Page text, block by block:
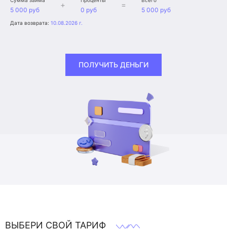
5 000 руб
+
0 руб
=
5 000 руб
Дата возврата: 10.08.2026 г.
ПОЛУЧИТЬ ДЕНЬГИ
ВЫБЕРИ СВОЙ ТАРИФ